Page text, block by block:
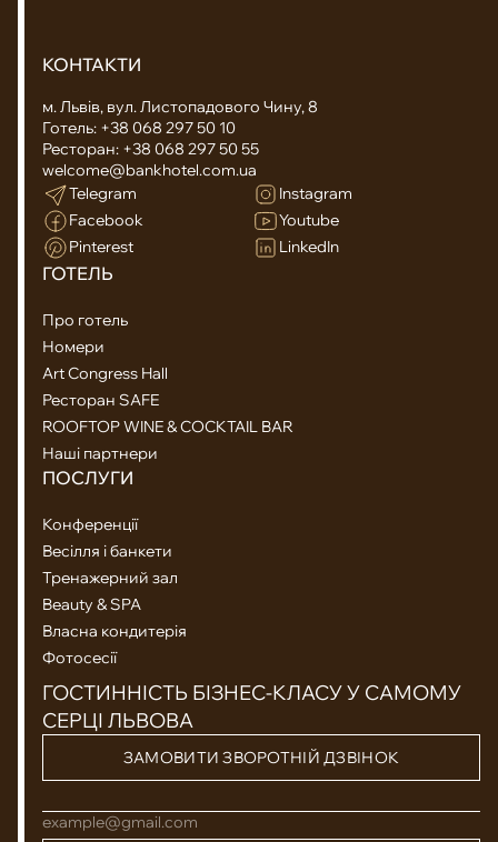
КОНТАКТИ
м. Львів, вул. Листопадового Чину, 8
Готель: +38 068 297 50 10
Ресторан: +38 068 297 50 55
welcome@bankhotel.com.ua
Telegram
Instagram
Facebook
Youtube
Pinterest
LinkedIn
ГОТЕЛЬ
Про готель
Номери
Art Congress Hall
Ресторан SAFE
ROOFTOP WINE & COCKTAIL BAR
Наші партнери
ПОСЛУГИ
Конференції
Весілля і банкети
Тренажерний зал
Beauty & SPA
Власна кондитерія
Фотосесії
ГОСТИННІСТЬ БІЗНЕС-КЛАСУ У САМОМУ
СЕРЦІ ЛЬВОВА
ЗАМОВИТИ ЗВОРОТНІЙ ДЗВІНОК
example@gmail.com